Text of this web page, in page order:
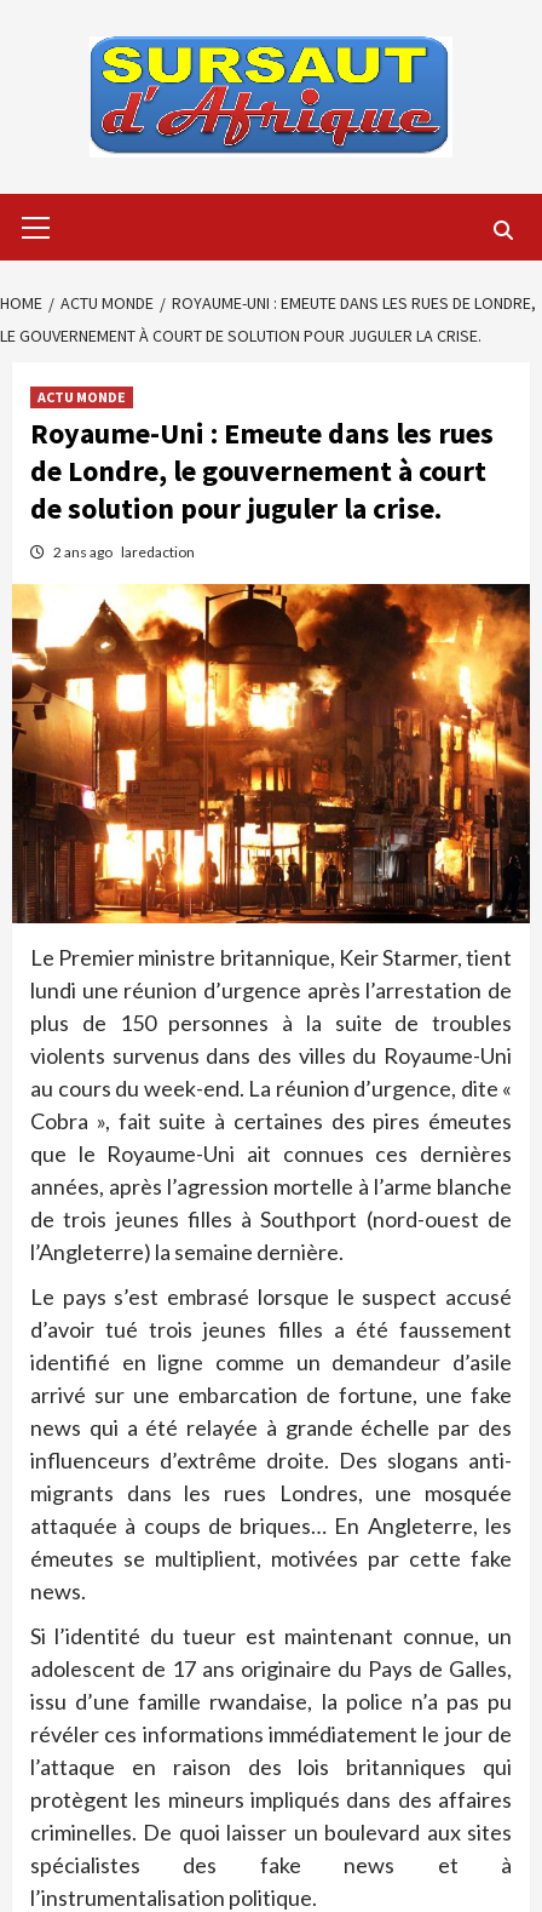
Menu
HOME ACTU MONDE
ROYAUME-UNI : EMEUTE DANS LES RUES DE LONDRE,
LE GOUVERNEMENT À COURT DE SOLUTION POUR JUGULER LA CRISE.
ACTU MONDE
Royaume-Uni : Emeute dans les rues
de Londre, le gouvernement à court
de solution pour juguler la crise.
2 ans ago laredaction
Le Premier ministre britannique, Keir Starmer, tient
lundi une réunion d’urgence après l’arrestation de
plus de 150 personnes à la suite de troubles
violents survenus dans des villes du Royaume-Uni
au cours du week-end. La réunion d’urgence, dite «
Cobra », fait suite à certaines des pires émeutes
que le Royaume-Uni ait connues ces dernières
années, après l’agression mortelle à l’arme blanche
de trois jeunes filles à Southport (nord-ouest de
l’Angleterre) la semaine dernière.
Le pays s’est embrasé lorsque le suspect accusé
d’avoir tué trois jeunes filles a été faussement
identifié en ligne comme un demandeur d’asile
arrivé sur une embarcation de fortune, une fake
news qui a été relayée à grande échelle par des
influenceurs d’extrême droite. Des slogans anti-
migrants dans les rues Londres, une mosquée
attaquée à coups de briques… En Angleterre, les
émeutes se multiplient, motivées par cette fake
news.
Si l’identité du tueur est maintenant connue, un
adolescent de 17 ans originaire du Pays de Galles,
issu d’une famille rwandaise, la police n’a pas pu
révéler ces informations immédiatement le jour de
l’attaque en raison des lois britanniques qui
protègent les mineurs impliqués dans des affaires
criminelles. De quoi laisser un boulevard aux sites
spécialistes des fake news et à
l’instrumentalisation politique.